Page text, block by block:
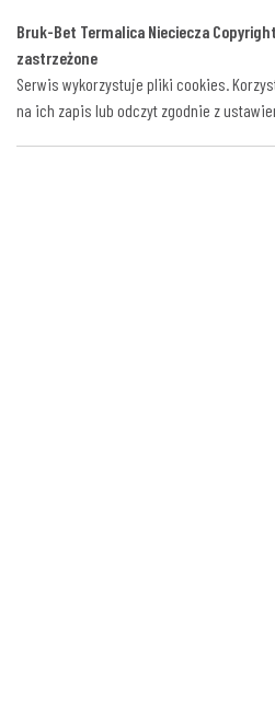
Bruk-Bet Termalica Nieciecza
zastrzeżone
Serwis wykorzystuje pliki cookies.
na ich zapis lub odczyt zgodnie z